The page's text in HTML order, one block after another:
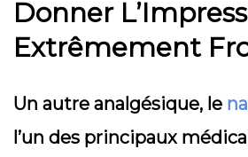
Donner
Extrêmement
Un autre analgésique, le
l’un des principaux